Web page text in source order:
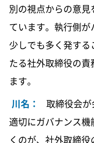
別の視点からの意
ています。執行側
少しでも多く発する
たる社外取締役の
ます。
川名：
取締役会が
適切にガバナンス
くのが、社外取締